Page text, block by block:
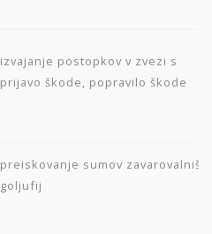
izvajanje postopkov v zvezi s
prijavo škode, popravilo škode
preiskovanje sumov
goljufij